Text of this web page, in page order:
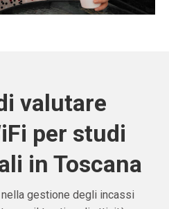
valutare
per studi
in Toscana
gestione degli incassi